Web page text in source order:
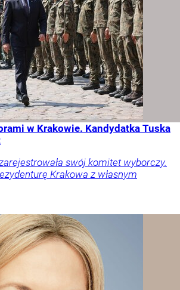
w Krakowie. Kandydatka Tuska
swój komitet wyborczy.
Krakowa z własnym